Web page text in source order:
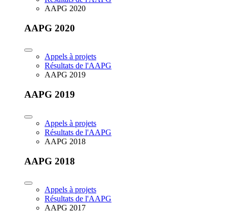
AAPG 2020
AAPG 2020
Appels à projets
Résultats de l'AAPG
AAPG 2019
AAPG 2019
Appels à projets
Résultats de l'AAPG
AAPG 2018
AAPG 2018
Appels à projets
Résultats de l'AAPG
AAPG 2017